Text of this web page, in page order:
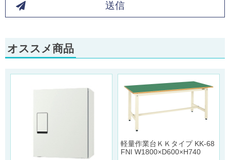
送信
オススメ商品
軽量作業台ＫＫタイプ KK-68
FNI W1800×D600×H740